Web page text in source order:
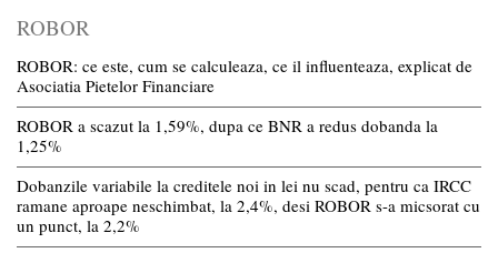
ROBOR
ROBOR: ce este, cum se calculeaza, ce il influenteaza, explicat de
Asociatia Pietelor Financiare
ROBOR a scazut la 1,59%, dupa ce BNR a redus dobanda la
1,25%
Dobanzile variabile la creditele noi in lei nu scad, pentru ca IRCC
ramane aproape neschimbat, la 2,4%, desi ROBOR s-a micsorat cu
un punct, la 2,2%